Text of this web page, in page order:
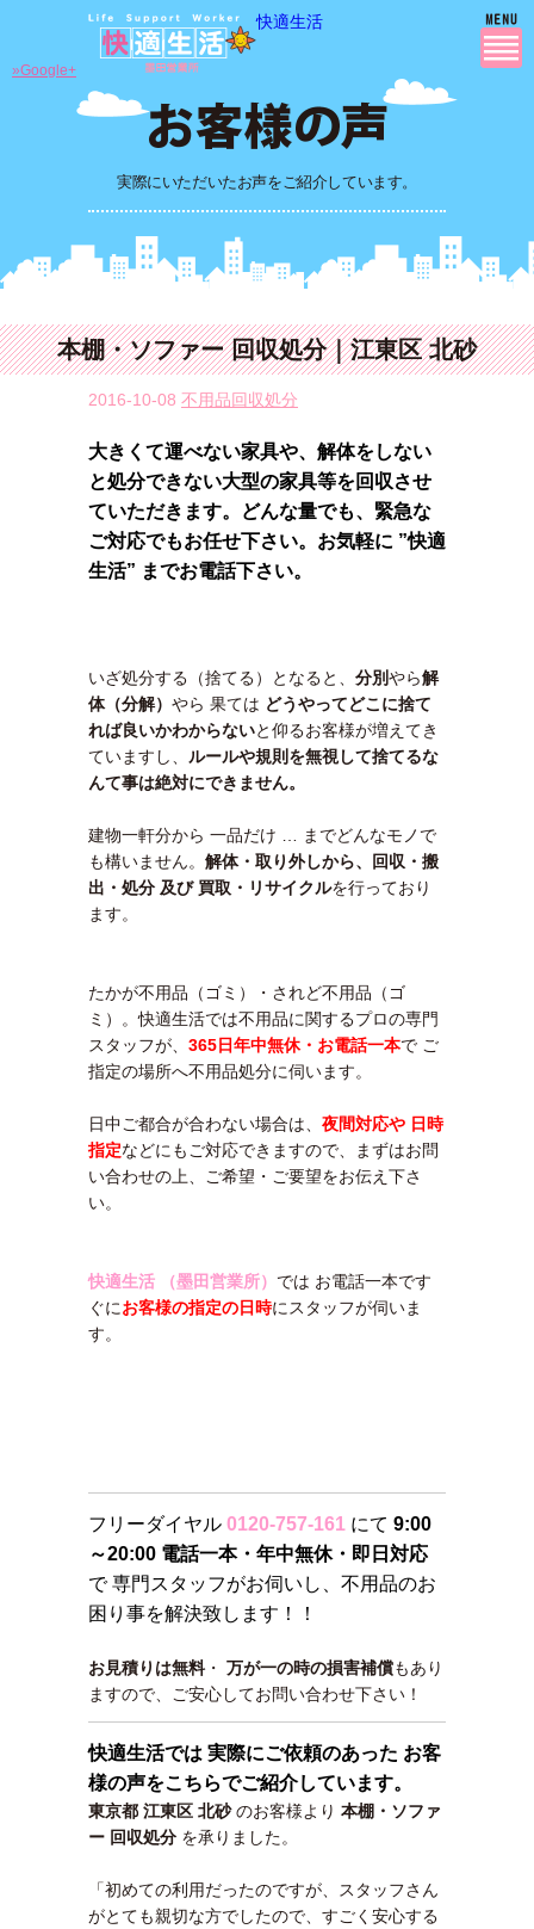
快適生活
実際にいただいたお声をご紹介しています。
»Google+
本棚・ソファー 回収処分｜江東区 北砂
2016-10-08 不用品回収処分
大きくて運べない家具や、解体をしない
と処分できない大型の家具等を回収させ
ていただきます。どんな量でも、緊急な
ご対応でもお任せ下さい。お気軽に ”快適
生活” までお電話下さい。
いざ処分する（捨てる）となると、 分別やら解
体（分解） やら 果ては どうやってどこに捨て
れば良いかわからないと仰るお客様が増えてき
ていますし、 ルールや規則を無視して捨てるな
んて事は絶対にできません。
建物一軒分から 一品だけ … までどんなモノで
も構いません。 解体・取り外しから、回収・搬
出・処分 及び 買取・リサイクルを行っており
ます。
たかが不用品（ゴミ）・されど不用品（ゴ
ミ）。快適生活では不用品に関するプロの専門
スタッフが、 365日年中無休・お電話一本で ご
指定の場所へ不用品処分に伺います。
日中ご都合が合わない場合は、 夜間対応や 日時
指定などにもご対応できますので、まずはお問
い合わせの上、ご希望・ご要望をお伝え下さ
い。
快適生活 （墨田営業所） では お電話一本です
ぐにお客様の指定の日時にスタッフが伺いま
す。
フリーダイヤル 0120-757-161 にて 9:00
～20:00 電話一本・年中無休・即日対応
で 専門スタッフがお伺いし、不用品のお
困り事を解決致します！！
お見積りは無料・ 万が一の時の損害補償もあり
ますので、ご安心してお問い合わせ下さい！
快適生活では 実際にご依頼のあった お客
様の声をこちらでご紹介しています。
東京都 江東区 北砂のお客様より 本棚・ソファ
ー 回収処分 を承りました。
「初めての利用だったのですが、スタッフさん
がとても親切な方でしたので、すごく安心する